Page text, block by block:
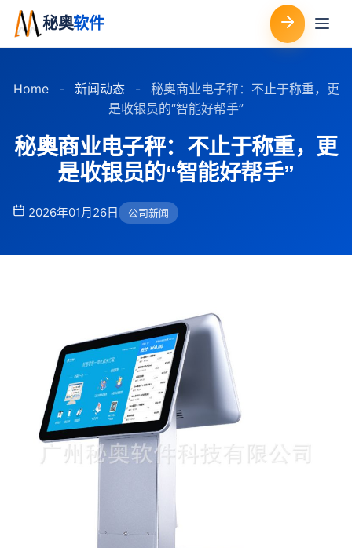
秘奥软件
Home - 新闻动态 -
秘奥商业电子秤：不止于称重，更
是收银员的“智能好帮手”
秘奥商业电子秤：不止于称重，更
是收银员的“智能好帮手”
2026年01月26日 公司新闻